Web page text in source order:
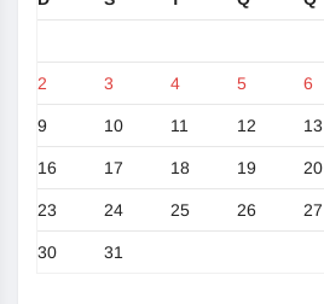
2 3 4 5 6
9 10 11 12 13
16 17 18 19 20
23 24 25 26 27
30 31